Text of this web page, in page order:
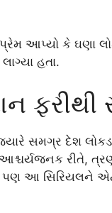
આપ્યો કે ઘણા
હતા.
ફરીથી
સમગ્ર દેશ
રીતે,
પણ આ